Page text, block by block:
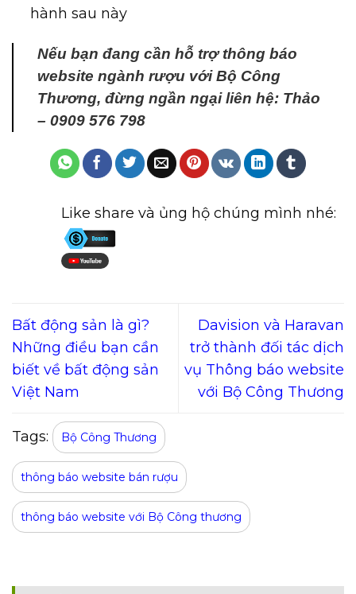
hành sau này
Nếu bạn đang cần hỗ trợ thông báo
website ngành rượu với Bộ Công
Thương, đừng ngần ngại liên hệ: Thảo
– 0909 576 798
Like share và ủng hộ chúng mình nhé:
Bất động sản là gì?
Những điều bạn cần
biết về bất động sản
Việt Nam
Davision và Haravan
trở thành đối tác dịch
vụ Thông báo website
với Bộ Công Thương
Tags: Bộ Công Thương
thông báo website bán rượu
thông báo website với Bộ Công thương